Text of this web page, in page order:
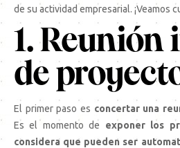
de su actividad empresarial. ¡Veamos
1. Reunión
de
El primer paso es concertar una
Es el momento de exponer los
considera que pueden ser